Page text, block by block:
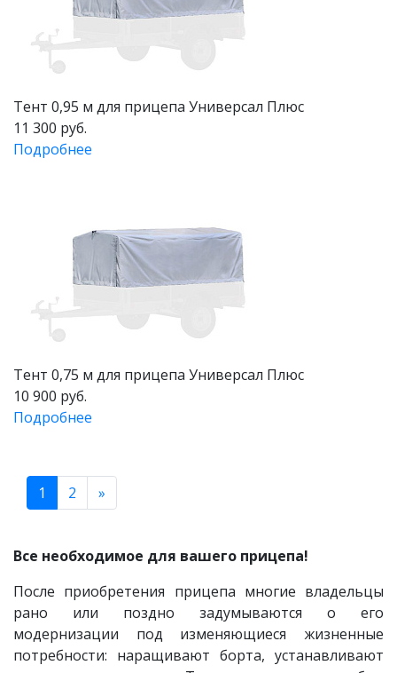
Тент 0,95 м для прицепа Универсал Плюс
11 300 руб.
Подробнее
Тент 0,75 м для прицепа Универсал Плюс
10 900 руб.
Подробнее
1 2 »
Все необходимое для вашего прицепа!
После приобретения прицепа многие владельцы
рано или поздно задумываются о его
модернизации под изменяющиеся жизненные
потребности: наращивают борта, устанавливают